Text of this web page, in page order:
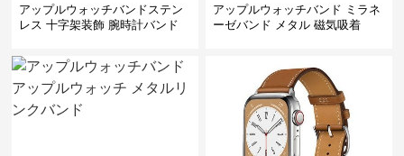
アップルウォッチバンドステン
レス 十字架装飾 腕時計バンド
アップルウォッチバンド ミラネ
ーゼバンド メタル 磁気吸着